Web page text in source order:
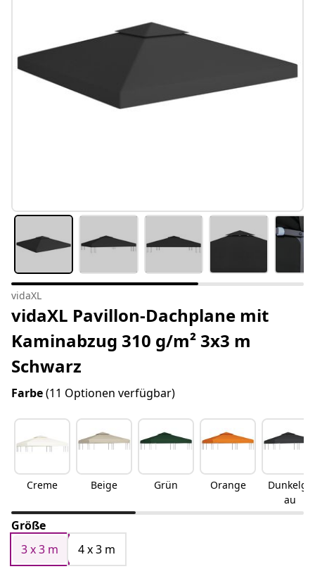
vidaXL
vidaXL Pavillon-Dachplane mit
Kaminabzug 310 g/m² 3x3 m
Schwarz
Farbe(11 Optionen verfügbar)
Creme Beige Grün Orange
Dunkelgr
au
Größe
3 x 3 m
4 x 3 m